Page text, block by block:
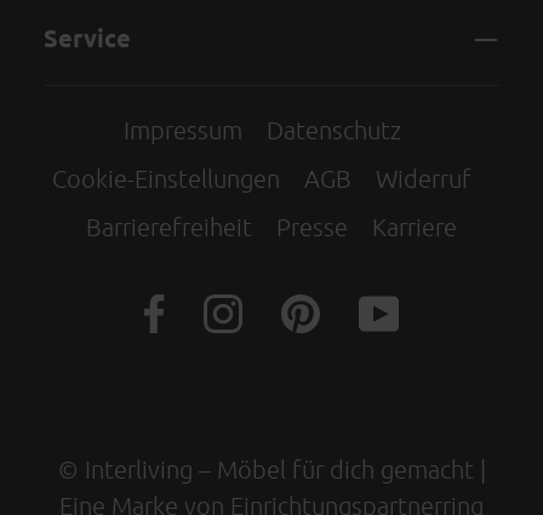
Service
Impressum
Datenschutz
Cookie-Einstellungen
AGB
Widerruf
Barrierefreiheit
Presse Karriere
© Interliving – Möbel für dich gemacht |
Eine Marke von Einrichtungspartnerring